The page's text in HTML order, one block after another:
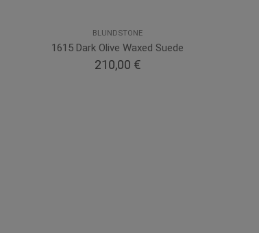
BLUNDSTONE
1615 Dark Olive Waxed Suede
210,00 €